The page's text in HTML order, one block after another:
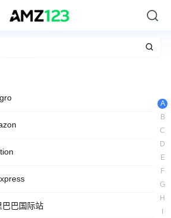
巴巴国际站
A
B
C
D
E
F
G
H